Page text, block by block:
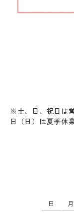
※土、日、祝日は
日（日）は夏季休
日 月